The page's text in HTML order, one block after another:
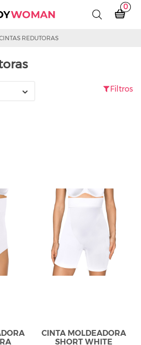
0
REDUTORAS
Filtros
CINTA MOLDEADORA
SHORT WHITE